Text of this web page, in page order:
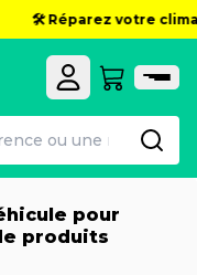
🛠️ Réparez votre
pour
produits